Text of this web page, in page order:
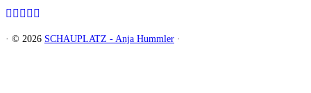
· © 2026 SCHAUPLATZ - Anja Hummler ·